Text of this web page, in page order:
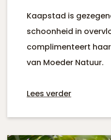
Kaapstad is
schoonheid in
complimenteert
van Moeder Natuur.
Lees verder